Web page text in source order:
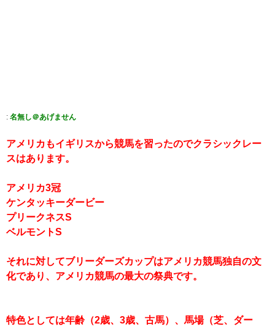
: 名無し＠あげません
アメリカもイギリスから競馬を習ったのでクラシックレー
スはあります。
アメリカ3冠
ケンタッキーダービー
プリークネスS
ベルモントS
それに対してブリーダーズカップはアメリカ競馬独自の文
化であり、アメリカ競馬の最大の祭典です。
特色としては年齢（2歳、3歳、古馬）、馬場（芝、ダー